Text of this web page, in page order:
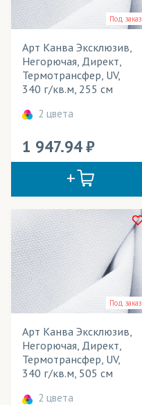
Креп-Атлас
Кристина
Крисфри
Лайтбокс
Лайтекс
Микрофибра
Мокрый шелк
Оксфорд
ПолиОксфорд
Рогожка
Сальса
Самба
Сатен
Саундтекс
Под заказ
Арт Канва Эксклюзив,
Негорючая, Директ,
Термотрансфер, UV,
340 г/кв.м, 255 см
2 цвета
1 947.94
Под заказ
Арт Канва Эксклюзив,
Негорючая, Директ,
Термотрансфер, UV,
340 г/кв.м, 505 см
2 цвета